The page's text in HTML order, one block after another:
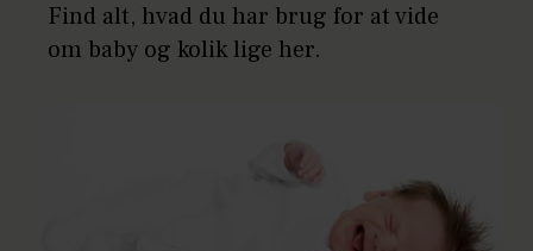
Find alt, hvad du har brug for at vide
om baby og kolik lige her.